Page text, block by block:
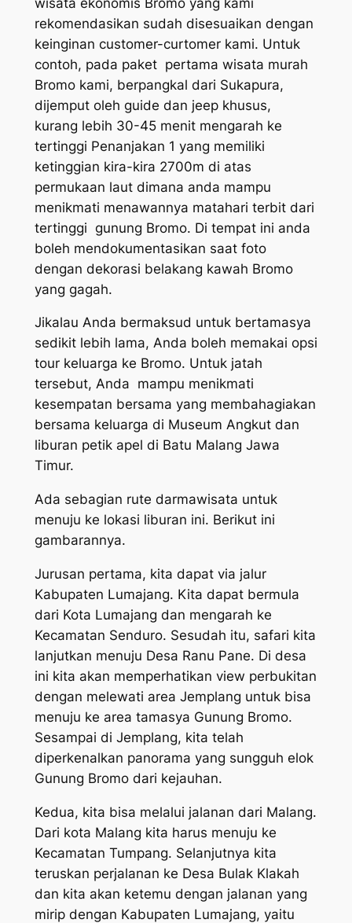
rekomendasikan sudah disesuaikan dengan
keinginan customer-curtomer kami. Untuk
contoh, pada paket pertama wisata murah
Bromo kami, berpangkal dari Sukapura,
dijemput oleh guide dan jeep khusus,
kurang lebih 30-45 menit mengarah ke
tertinggi Penanjakan 1 yang memiliki
ketinggian kira-kira 2700m di atas
permukaan laut dimana anda mampu
menikmati menawannya matahari terbit dari
tertinggi gunung Bromo. Di tempat ini anda
boleh mendokumentasikan saat foto
dengan dekorasi belakang kawah Bromo
yang gagah.
Jikalau Anda bermaksud untuk bertamasya
sedikit lebih lama, Anda boleh memakai opsi
tour keluarga ke Bromo. Untuk jatah
tersebut, Anda mampu menikmati
kesempatan bersama yang membahagiakan
bersama keluarga di Museum Angkut dan
liburan petik apel di Batu Malang Jawa
Timur.
Ada sebagian rute darmawisata untuk
menuju ke lokasi liburan ini. Berikut ini
gambarannya.
Jurusan pertama, kita dapat via jalur
Kabupaten Lumajang. Kita dapat bermula
dari Kota Lumajang dan mengarah ke
Kecamatan Senduro. Sesudah itu, safari kita
lanjutkan menuju Desa Ranu Pane. Di desa
ini kita akan memperhatikan view perbukitan
dengan melewati area Jemplang untuk bisa
menuju ke area tamasya Gunung Bromo.
Sesampai di Jemplang, kita telah
diperkenalkan panorama yang sungguh elok
Gunung Bromo dari kejauhan.
Kedua, kita bisa melalui jalanan dari Malang.
Dari kota Malang kita harus menuju ke
Kecamatan Tumpang. Selanjutnya kita
teruskan perjalanan ke Desa Bulak Klakah
dan kita akan ketemu dengan jalanan yang
mirip dengan Kabupaten Lumajang, yaitu